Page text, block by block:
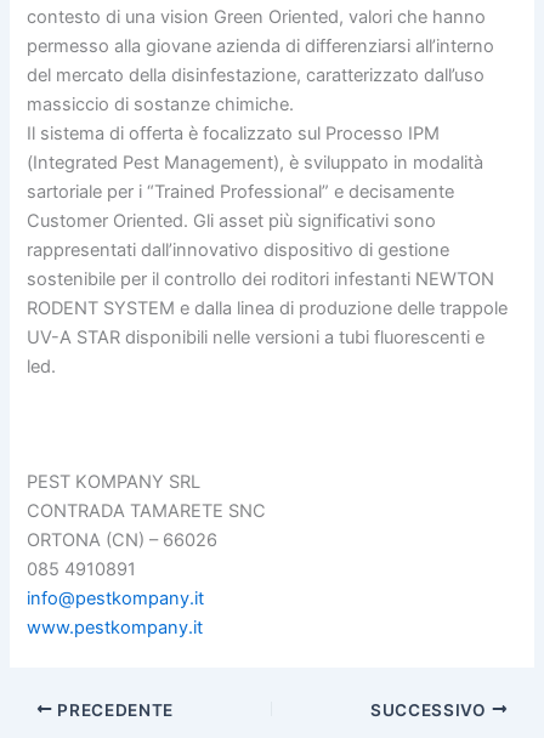
contesto di una vision Green Oriented, valori che hanno
permesso alla giovane azienda di differenziarsi all’interno
del mercato della disinfestazione, caratterizzato dall’uso
massiccio di sostanze chimiche.
Il sistema di offerta è focalizzato sul Processo IPM
(Integrated Pest Management), è sviluppato in modalità
sartoriale per i “Trained Professional” e decisamente
Customer Oriented. Gli asset più significativi sono
rappresentati dall’innovativo dispositivo di gestione
sostenibile per il controllo dei roditori infestanti NEWTON
RODENT SYSTEM e dalla linea di produzione delle trappole
UV-A STAR disponibili nelle versioni a tubi fluorescenti e
led.
PEST KOMPANY SRL
CONTRADA TAMARETE SNC
ORTONA (CN) – 66026
085 4910891
info@pestkompany.it
www.pestkompany.it
PRECEDENTE SUCCESSIVO